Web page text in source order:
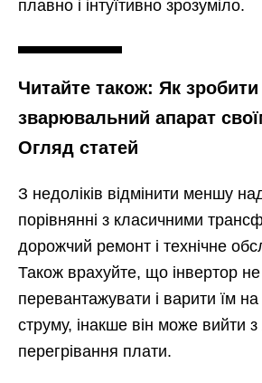
плавно і інтуїтивно зрозуміло.
Читайте також: Як зробити
зварювальний апарат
Огляд статей
З недоліків відмінити меншу
порівнянні з класичними
дорожчий ремонт і технічне
Також врахуйте, що інвертор
перевантажувати і варити їм на
струму, інакше він може вийти з
перегрівання плати.